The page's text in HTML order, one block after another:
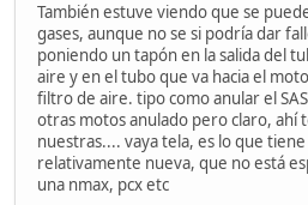
También estuve viendo que se
gases, aunque no se si podría dar
poniendo un tapón en la salida del
aire y en el tubo que va hacia el
filtro de aire. tipo como anular el
otras motos anulado pero claro, ahí
nuestras.... vaya tela, es lo que
relativamente nueva, que no está
una nmax, pcx etc